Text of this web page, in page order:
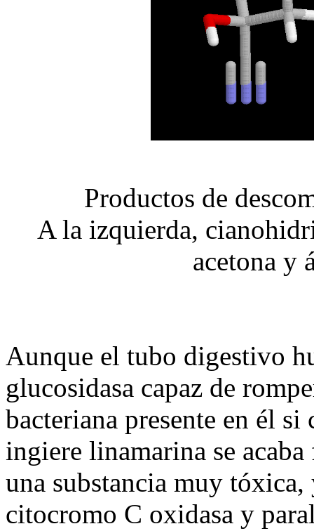
Productos de
A la izquierda,
acetona y
Aunque el tubo digestivo
glucosidasa capaz de
bacteriana presente en él
ingiere linamarina se
una substancia muy tóxica,
citocromo C oxidasa y